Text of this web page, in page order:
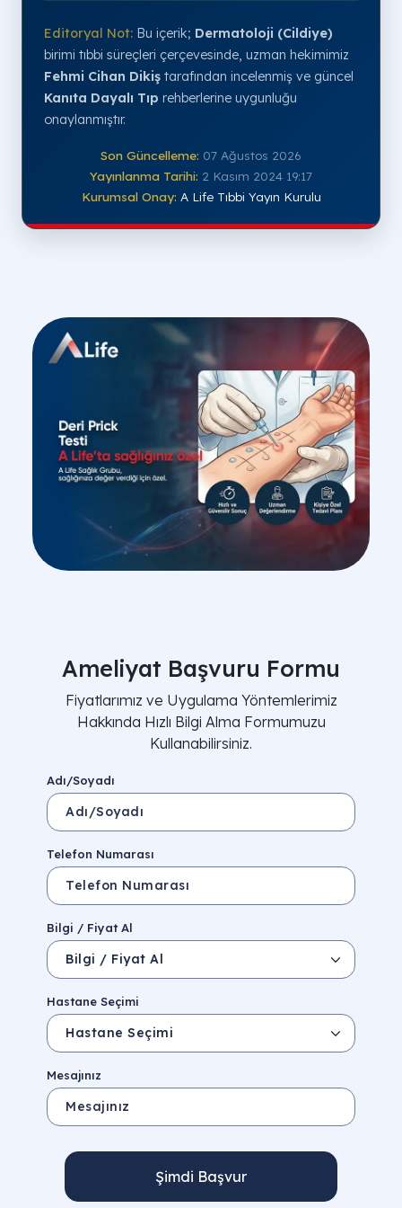
Kodlama
3. Damlatma
Alerjen ve Kontrol
Alerjen ve Kontrollerin uygulanması.
4. Lansetleme
5. Bekleme 15 dakika süresince gözlem.
6. Okuma Şeffaf cetvel ile "wheal" ölçümü.
Editoryal Not: Bu içerik; Dermatoloji (Cildiye)
birimi tıbbi süreçleri çerçevesinde, uzman hekimimiz
Fehmi Cihan Dikiş tarafından incelenmiş ve güncel
Kanıta Dayalı Tıp rehberlerine uygunluğu
onaylanmıştır.
Son Güncelleme: 07 Ağustos 2026
Yayınlanma Tarihi: 2 Kasım 2024 19:17
Kurumsal Onay: A Life Tıbbi Yayın Kurulu
Ameliyat Başvuru Formu
Fiyatlarımız ve Uygulama Yöntemlerimiz
Hakkında Hızlı Bilgi Alma Formumuzu
Kullanabilirsiniz.
Adı/Soyadı
Telefon Numarası
Bilgi / Fiyat Al
Hastane Seçimi
Mesajınız
Şimdi Başvur